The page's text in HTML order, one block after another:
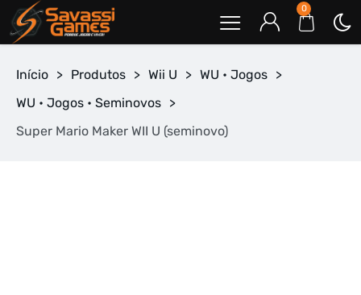
0
Início > Produtos > Wii U > WU • Jogos >
WU • Jogos • Seminovos >
Super Mario Maker WII U (seminovo)